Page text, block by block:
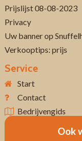
Prijslijst 08-08-2023
Privacy
Uw banner op
Verkooptips: prijs
Service
Start
Contact
Bedrijvengids
Ook